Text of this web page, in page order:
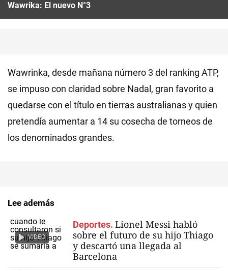
Wawrika: El nuevo N°3
Wawrinka, desde mañana número 3 del ranking ATP,
se impuso con claridad sobre Nadal, gran favorito a
quedarse con el título en tierras australianas y quien
pretendía aumentar a 14 su cosecha de torneos de
los denominados grandes.
Lee además
VIDEO
Deportes. Lionel Messi habló
sobre el futuro de su hijo Thiago
y descartó una llegada al
Barcelona